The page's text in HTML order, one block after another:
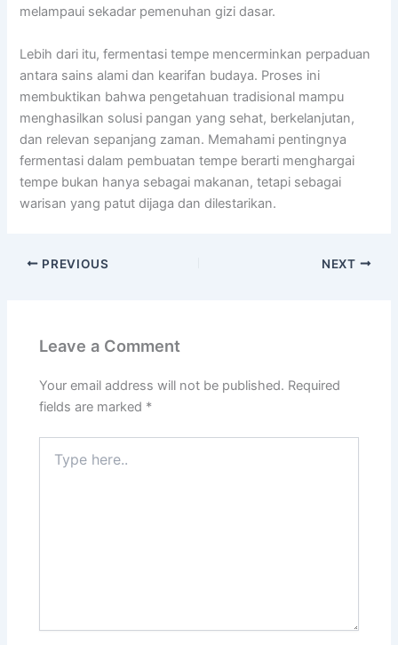
melampaui sekadar pemenuhan gizi dasar.
Lebih dari itu, fermentasi tempe mencerminkan perpaduan
antara sains alami dan kearifan budaya. Proses ini
membuktikan bahwa pengetahuan tradisional mampu
menghasilkan solusi pangan yang sehat, berkelanjutan,
dan relevan sepanjang zaman. Memahami pentingnya
fermentasi dalam pembuatan tempe berarti menghargai
tempe bukan hanya sebagai makanan, tetapi sebagai
warisan yang patut dijaga dan dilestarikan.
PREVIOUS NEXT
Leave a Comment
Your email address will not be published. Required
fields are marked *
here..